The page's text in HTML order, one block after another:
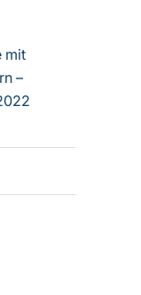
mit
–